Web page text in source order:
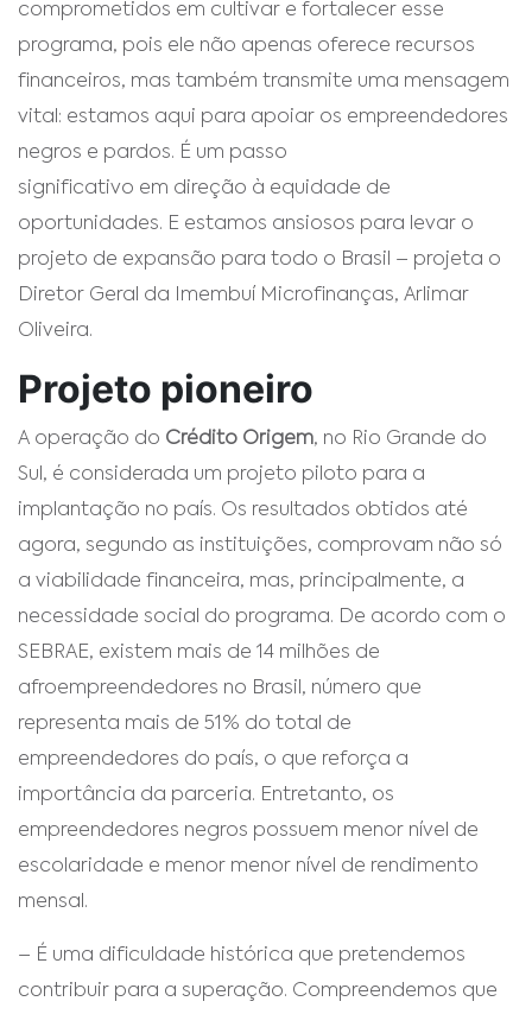
comprometidos em cultivar e fortalecer esse
programa, pois ele não apenas oferece recursos
financeiros, mas também transmite uma mensagem
vital: estamos aqui para apoiar os empreendedores
negros e pardos. É um passo
significativo em direção à equidade de
oportunidades. E estamos ansiosos para levar o
projeto de expansão para todo o Brasil – projeta o
Diretor Geral da Imembuí Microfinanças, Arlimar
Oliveira.
Projeto pioneiro
A operação do Crédito Origem, no Rio Grande do
Sul, é considerada um projeto piloto para a
implantação no país. Os resultados obtidos até
agora, segundo as instituições, comprovam não só
a viabilidade financeira, mas, principalmente, a
necessidade social do programa. De acordo com o
SEBRAE, existem mais de 14 milhões de
afroempreendedores no Brasil, número que
representa mais de 51% do total de
empreendedores do país, o que reforça a
importância da parceria. Entretanto, os
empreendedores negros possuem menor nível de
escolaridade e menor menor nível de rendimento
mensal.
– É uma dificuldade histórica que pretendemos
contribuir para a superação. Compreendemos que